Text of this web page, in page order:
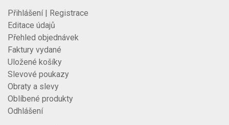
Přihlášení | Registrace
Editace údajů
Přehled objednávek
Faktury vydané
Uložené košíky
Slevové poukazy
Obraty a slevy
Oblíbené produkty
Odhlášení